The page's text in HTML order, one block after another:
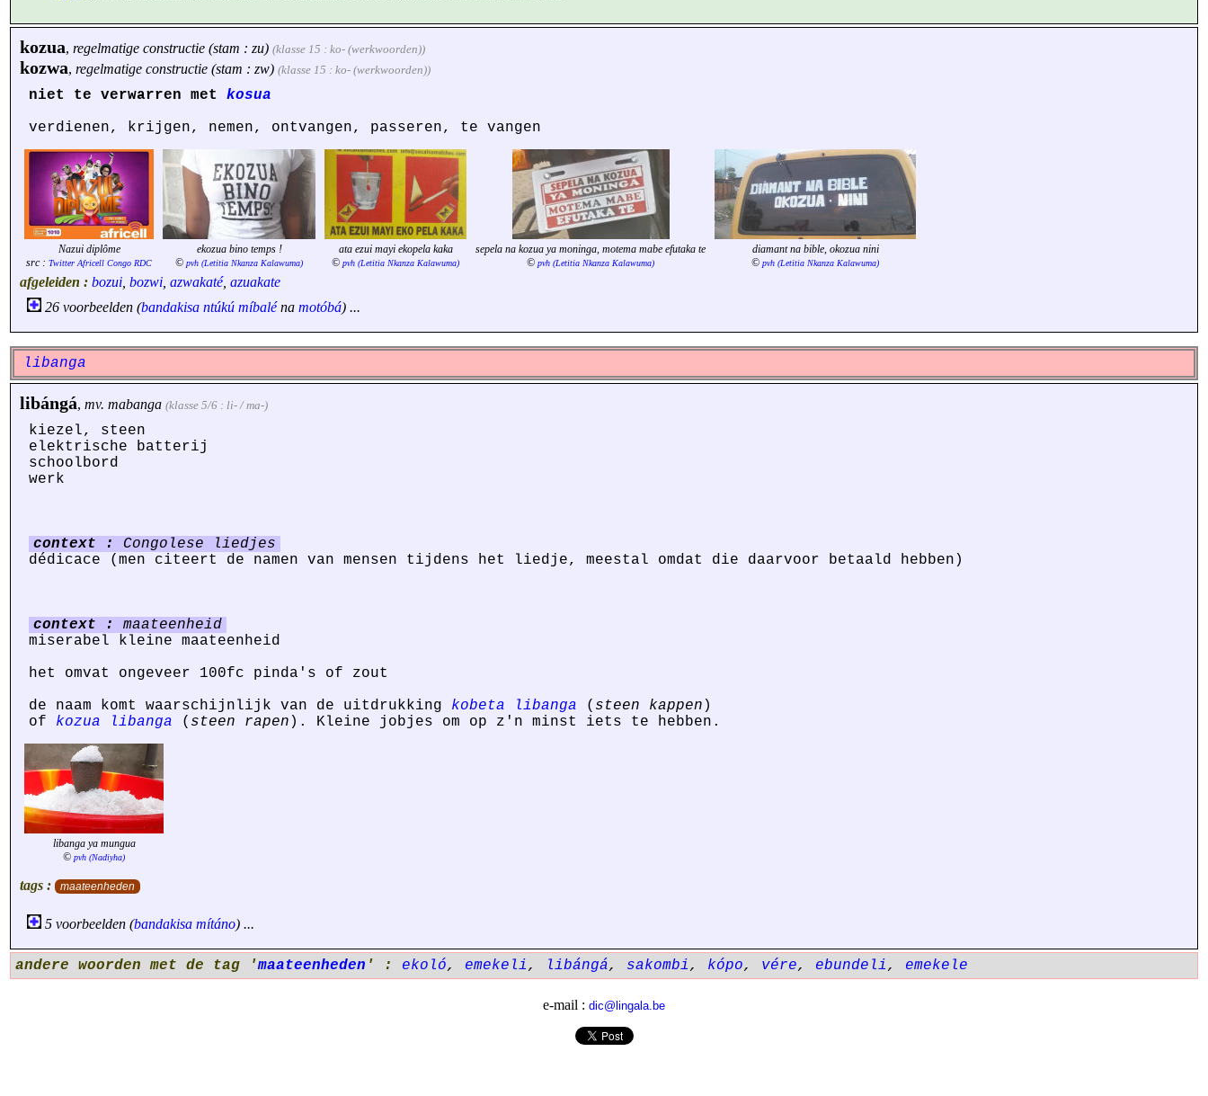
kozua, regelmatige constructie (stam : zu) (klasse 15 : ko- (werkwoorden))
kozwa, regelmatige constructie (stam : zw) (klasse 15 : ko- (werkwoorden))
niet te verwarren met kosua
verdienen, krijgen, nemen, ontvangen, passeren, te vangen
Nazui diplôme
src : Twitter Africell Congo RDC
ekozua bino temps !
© pvh (Letitia Nkanza Kalawuma)
ata ezui mayi ekopela kaka
© pvh (Letitia Nkanza Kalawuma)
sepela na kozua ya moninga, motema mabe efutaka te
© pvh (Letitia Nkanza Kalawuma)
diamant na bible, okozua nini
© pvh (Letitia Nkanza Kalawuma)
afgeleiden : bozui bozwi azwakaté, azuakate
26 voorbeelden (bandakisa ntúkú míbaléna motóbá) ...
libanga
libángá, mv. mabanga (klasse 5/6 : li- / ma-)
kiezel, steen
elektrische batterij
schoolbord
werk
context :
Congolese liedjes
dédicace (men citeert de namen van mensen tijdens het liedje, meestal omdat die daarvoor betaald hebben)
context :
maateenheid
miserabel kleine maateenheid
het omvat ongeveer 100fc pinda's of zout
de naam komt waarschijnlijk van de uitdrukking kobeta libanga ( steen kappen )
of kozua libanga ( steen rapen ). Kleine jobjes om op z'n minst iets te hebben.
libanga ya mungua
© pvh (Nadiyha)
tags : maateenheden
5 voorbeelden (bandakisa mítáno) ...
andere woorden met de tag 'maateenheden ' : ekoló, emekeli, libángá, sakombi, kópo, vére, ebundeli, emekele
e-mail : dic@lingala.be